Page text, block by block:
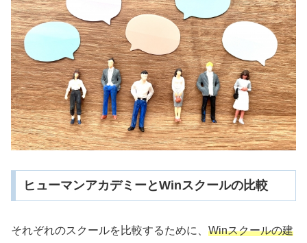
ヒューマンアカデミーとWinスクールの比較
それぞれのスクールを比較するために、 Winスクールの建